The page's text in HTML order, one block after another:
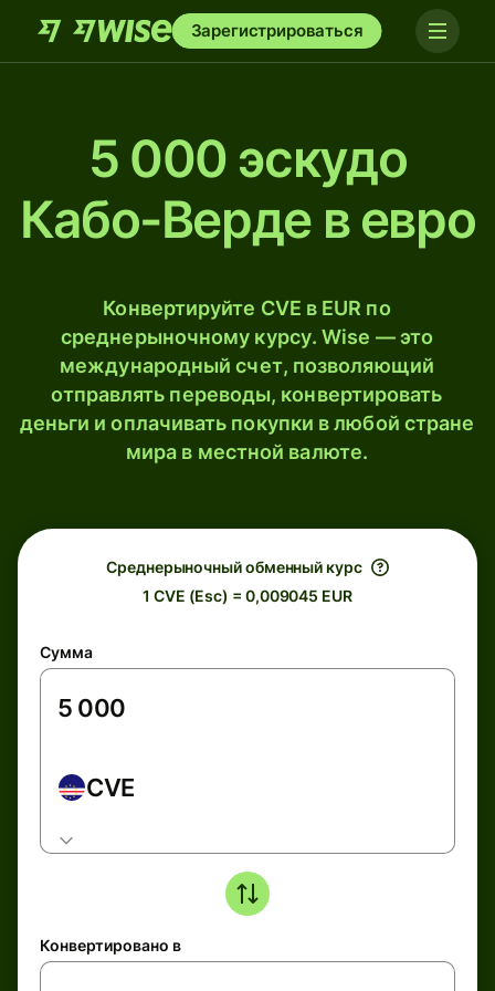
Зарегистрироваться
5 000 эскудо
Кабо-Верде в евро
Конвертируйте CVE в EUR по
среднерыночному курсу. Wise — это
международный счет, позволяющий
отправлять переводы, конвертировать
деньги и оплачивать покупки в любой стране
мира в местной валюте.
Среднерыночный обменный курс
1 CVE (Esc) = 0,009045 EUR
Сумма
CVE
Конвертировано в